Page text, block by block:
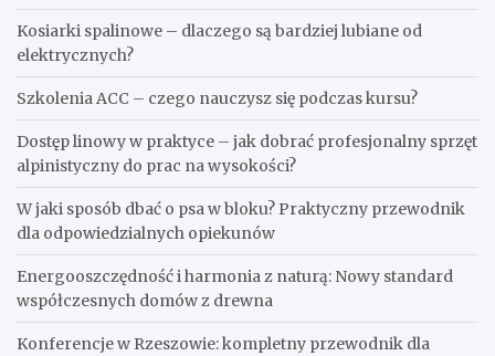
Kosiarki spalinowe – dlaczego są bardziej lubiane od
elektrycznych?
Szkolenia ACC – czego nauczysz się podczas kursu?
Dostęp linowy w praktyce – jak dobrać profesjonalny sprzęt
alpinistyczny do prac na wysokości?
W jaki sposób dbać o psa w bloku? Praktyczny przewodnik
dla odpowiedzialnych opiekunów
Energooszczędność i harmonia z naturą: Nowy standard
współczesnych domów z drewna
Konferencje w Rzeszowie: kompletny przewodnik dla